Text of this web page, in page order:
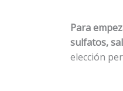
Para
sulfatos,
elección